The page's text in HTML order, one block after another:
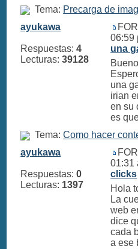
Tema: Precarga de
ayukawa
Respuestas:4
Lecturas:39128
06:59
una
una
irian
en su
es
Tema:Como hacer
ayukawa
Respuestas:0
Lecturas: 1397
clicks
Hola
La
web
dice
cada
a ese